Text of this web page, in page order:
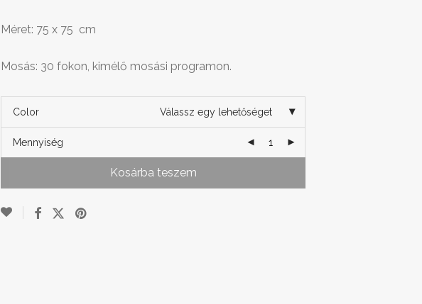
Méret: 75 x 75 cm
Mosás: 30 fokon, kimélő mosási programon.
Color Válassz egy lehetőséget
Mennyiség
Kosárba teszem